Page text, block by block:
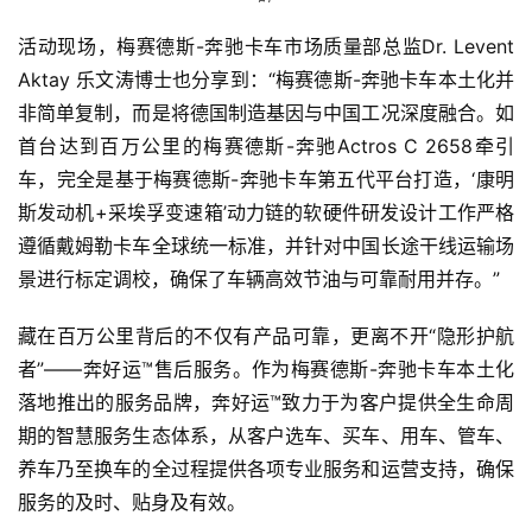
活动现场，梅赛德斯-奔驰卡车市场质量部总监Dr. Levent
Aktay 乐文涛博士也分享到：“梅赛德斯-奔驰卡车本土化并
非简单复制，而是将德国制造基因与中国工况深度融合。如
首台达到百万公里的梅赛德斯-奔驰Actros C 2658牵引
车，完全是基于梅赛德斯-奔驰卡车第五代平台打造，‘康明
斯发动机+采埃孚变速箱’动力链的软硬件研发设计工作严格
遵循戴姆勒卡车全球统一标准，并针对中国长途干线运输场
景进行标定调校，确保了车辆高效节油与可靠耐用并存。”
藏在百万公里背后的不仅有产品可靠，更离不开“隐形护航
者”——奔好运™售后服务。作为梅赛德斯-奔驰卡车本土化
落地推出的服务品牌，奔好运™致力于为客户提供全生命周
期的智慧服务生态体系，从客户选车、买车、用车、管车、
养车乃至换车的全过程提供各项专业服务和运营支持，确保
服务的及时、贴身及有效。